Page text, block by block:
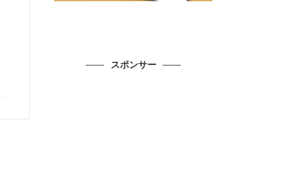
スポンサー